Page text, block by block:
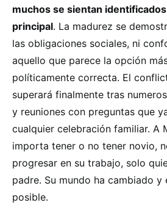
muchos se sientan
principal. La madurez se
las obligaciones sociales, ni
aquello que parece la opción
políticamente correcta. El
superará finalmente tras
y reuniones con preguntas que
cualquier celebración familiar. A
importa tener o no tener novio,
progresar en su trabajo, solo
padre. Su mundo ha cambiado y
posible.